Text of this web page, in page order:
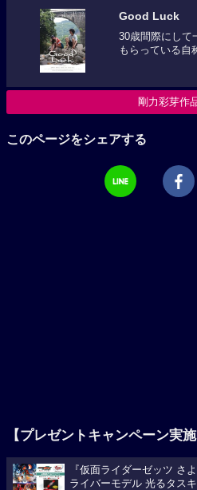
Good Luck
30歳間際にして
もらっている自
剛力彩芽作
このページをシェアする
【プレゼントキャンペーン実施
『仮面ライダーゼッツ さ
ライバーモデル 光るタスキ